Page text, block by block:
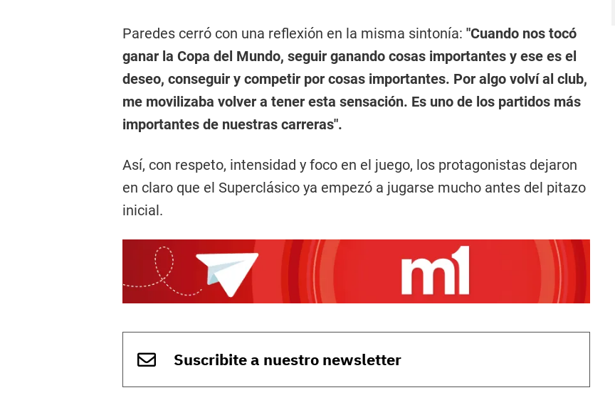
Paredes cerró con una reflexión en la misma sintonía: "Cuando nos tocó
ganar la Copa del Mundo, seguir ganando cosas importantes y ese es el
deseo, conseguir y competir por cosas importantes. Por algo volví al club,
me movilizaba volver a tener esta sensación. Es uno de los partidos más
importantes de nuestras carreras".
Así, con respeto, intensidad y foco en el juego, los protagonistas dejaron
en claro que el Superclásico ya empezó a jugarse mucho antes del pitazo
inicial.
Suscribite a nuestro newsletter